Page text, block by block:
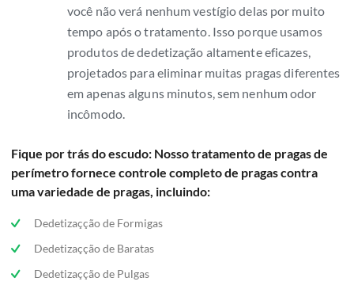
você não verá nenhum vestígio delas por muito
tempo após o tratamento. Isso porque usamos
produtos de dedetização altamente eficazes,
projetados para eliminar muitas pragas diferentes
em apenas alguns minutos, sem nenhum odor
incômodo.
Fique por trás do escudo: Nosso tratamento de pragas de
perímetro fornece controle completo de pragas contra
uma variedade de pragas, incluindo:
Dedetizaçção de Formigas
Dedetizaçção de Baratas
Dedetizaçção de Pulgas